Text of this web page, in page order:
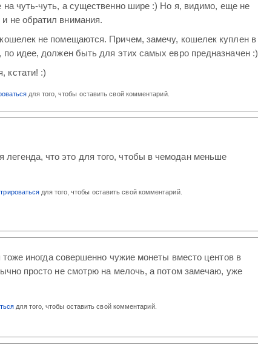
на чуть-чуть, а существенно шире :) Но я, видимо, еще не
не обратил внимания.
не помещаются. Причем, замечу, кошелек куплен в
по идее, должен быть для этих самых евро предназначен :)
кстати! :)
для того, чтобы оставить свой комментарий.
легенда, что это для того, чтобы в чемодан меньше
для того, чтобы оставить свой комментарий.
тоже иногда совершенно чужие монеты вместо центов в
просто не смотрю на мелочь, а потом замечаю, уже
для того, чтобы оставить свой комментарий.